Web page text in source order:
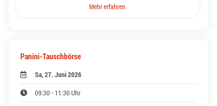
Mehr erfahren
Panini-Tauschbörse
Sa, 27. Juni 2026
09:30 - 11:30 Uhr